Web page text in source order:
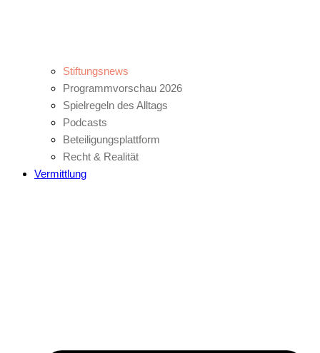
Stiftungsnews
Programmvorschau 2026
Spielregeln des Alltags
Podcasts
Beteiligungsplattform
Recht & Realität
Vermittlung